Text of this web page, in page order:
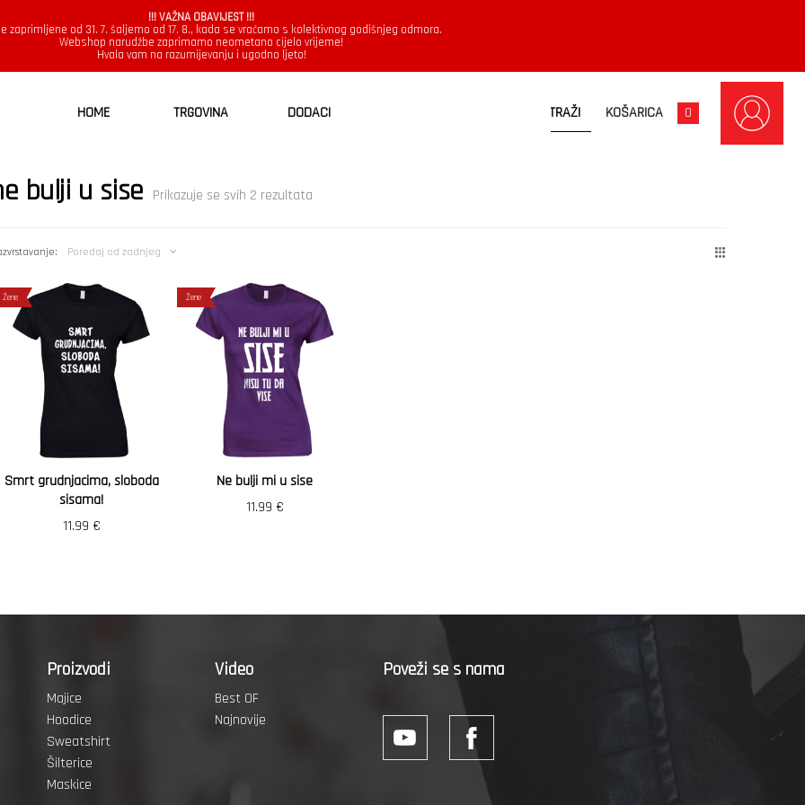
!!! VAŽNA OBAVIJEST !!!
zaprimljene od 31. 7. šaljemo od 17. 8., kada se vraćamo s kolektivnog godišnjeg odmora.
Webshop narudžbe zaprimamo neometano cijelo vrijeme!
Hvala vam na razumijevanju i ugodno ljeto!
HOME TRGOVINA DODACI KOŠARICA 0
bulji u sise Prikazuje se svih 2 rezultataPoredano
Poredaj od zadnjeg
Žene
Smrt grudnjacima, sloboda
sisama!
11.99 €
Žene
Ne bulji mi u sise
11.99 €
Proizvodi
Majice
Hoodice
Sweatshirt
Šilterice
Maskice
Video
Best OF
Najnovije
Poveži se s nama